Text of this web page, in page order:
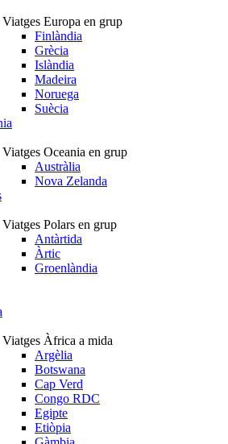
Viatges Europa en grup
Finlàndia
Grècia
Islàndia
Madeira
Noruega
Suècia
Viatges Oceania en grup
Austràlia
Nova Zelanda
Viatges Polars en grup
Antàrtida
Àrtic
Groenlàndia
Viatges Àfrica a mida
Argèlia
Botswana
Cap Verd
Congo RDC
Egipte
Etiòpia